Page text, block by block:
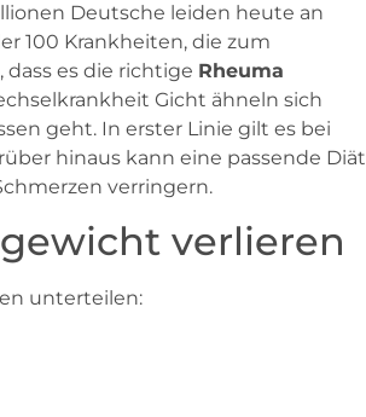
Deutsche leiden heute an
100 Krankheiten, die zum
es die richtige Rheuma
Gicht ähneln sich
geht. In erster Linie gilt es bei
hinaus kann eine passende Diät
verringern.
verlieren
unterteilen: